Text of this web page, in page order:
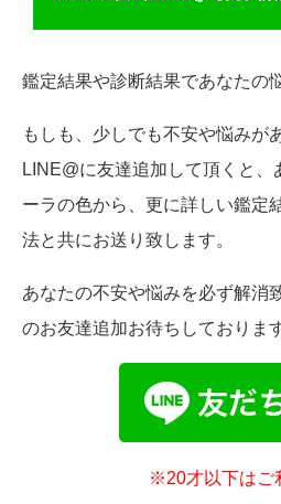
鑑定結果や診断結果であなたの
もしも、少しでも不安や悩みが
LINE@に友達追加して頂くと
ーラの色から、更に詳しい鑑定
法と共にお送り致します。
あなたの不安や悩みを必ず解消
のお友達追加お待ちしておりま
※20才以下はご